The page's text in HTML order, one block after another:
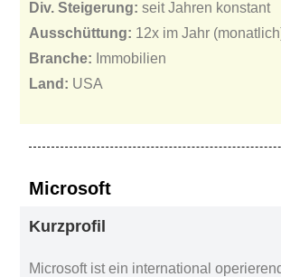
Div. Steigerung: seit Jahren konstant
Ausschüttung: 12x im Jahr
Branche: Immobilien
Land: USA
Microsoft
Kurzprofil
Microsoft ist ein international